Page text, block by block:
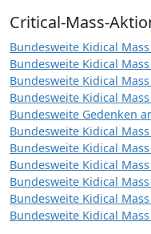
Critical-Mass-
Bundesweite Kidical
Bundesweite Kidical
Bundesweite Kidical
Bundesweite Kidical
Bundesweite Gedenken
Bundesweite Kidical
Bundesweite Kidical
Bundesweite Kidical
Bundesweite Kidical
Bundesweite Kidical
Bundesweite Kidical